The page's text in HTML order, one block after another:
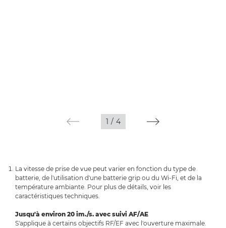
1 / 4
La vitesse de prise de vue peut varier en fonction du type de
batterie, de l'utilisation d'une batterie grip ou du Wi-Fi, et de la
température ambiante. Pour plus de détails, voir les
caractéristiques techniques.
Jusqu'à environ 20 im./s. avec suivi AF/AE
S'applique à certains objectifs RF/EF avec l'ouverture maximale.